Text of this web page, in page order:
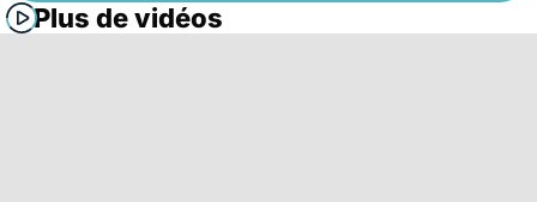
Plus de vidéos